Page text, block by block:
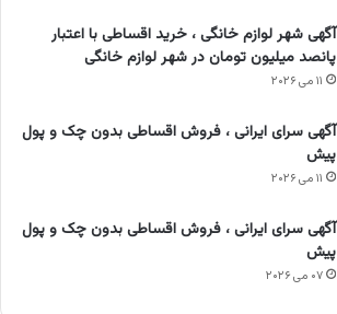
آگهی شهر لوازم خانگی ، خرید اقساطی با اعتبار
پانصد میلیون تومان در شهر لوازم خانگی
۱۱ می ۲۰۲۶
آگهی سرای ایرانی ، فروش اقساطی بدون چک و پول
پیش
۱۱ می ۲۰۲۶
آگهی سرای ایرانی ، فروش اقساطی بدون چک و پول
پیش
۰۷ می ۲۰۲۶